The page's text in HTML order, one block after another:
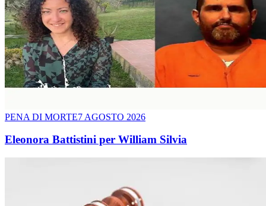
PENA DI MORTE7 AGOSTO 2026
Eleonora Battistini per William Silvia